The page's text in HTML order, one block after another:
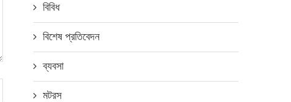
বিবিধ
বিশেষ প্রতিবেদন
ব্যবসা
মটরস